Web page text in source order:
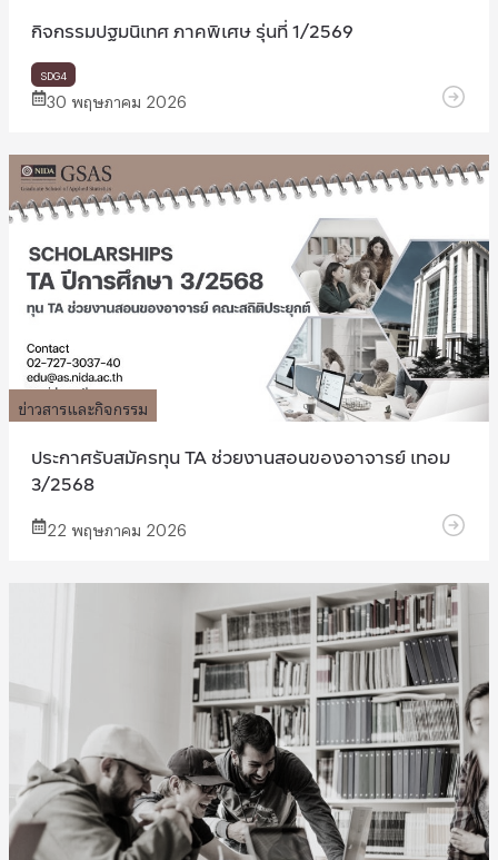
กิจกรรมปฐมนิเทศ ภาคพิเศษ รุ่นที่ 1/2569
SDG4
30 พฤษภาคม 2026
ข่าวสารและกิจกรรม
ประกาศรับสมัครทุน TA ช่วยงานสอนของอาจารย์ เทอม
3/2568
22 พฤษภาคม 2026